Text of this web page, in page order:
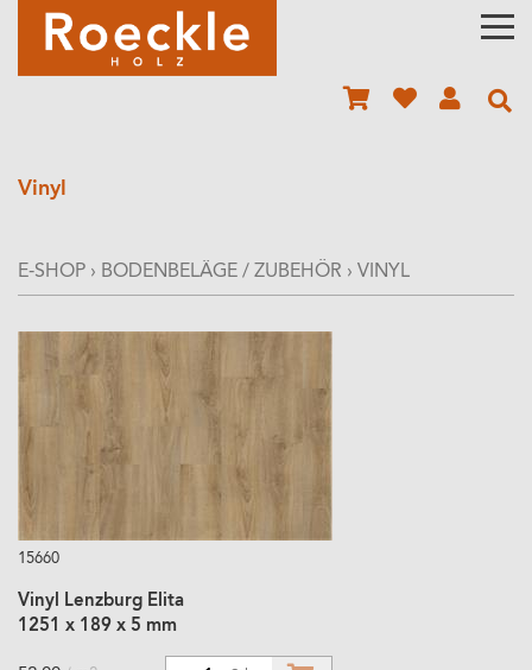
Vinyl
E-SHOP › BODENBELÄGE / ZUBEHÖR › VINYL
15660
Vinyl Lenzburg Elita
1251 x 189 x 5 mm